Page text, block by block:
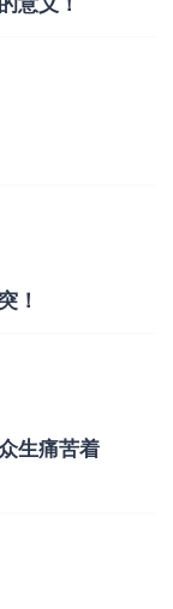
！
生痛苦着